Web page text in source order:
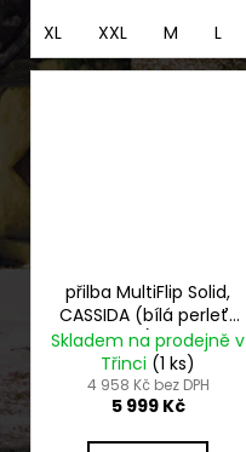
XL XXL M L
přilba MultiFlip Solid,
CASSIDA (bílá perleť/
černá) 2026
Skladem na prodejně v
Třinci (1 ks)
4 958 Kč bez DPH
5 999 Kč